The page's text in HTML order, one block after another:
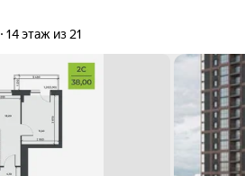
14 этаж из 21